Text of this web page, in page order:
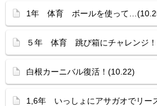
1年 体育 ボールを使って
５年 体育 跳び箱にチャレンジ
白根カーニバル復活！(10.22)
1,6年 いっしょにアサガオでリー